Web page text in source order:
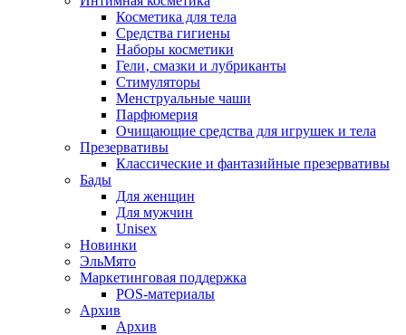
Косметика для тела
Средства гигиены
Наборы косметики
Гели‚ смазки и лубриканты
Стимуляторы
Менструальные чаши
Парфюмерия
Очищающие средства для игрушек и тела
Презервативы
Классические и фантазийные презервативы
Бады
Для женщин
Для мужчин
Unisex
Новинки
ЭльМято
Маркетинговая поддержка
POS-материалы
Архив
Архив